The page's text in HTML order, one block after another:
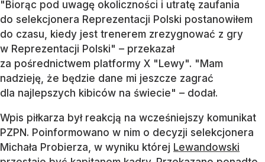
"Biorąc pod uwagę okoliczności i utratę zaufania
do selekcjonera Reprezentacji Polski postanowiłem
do czasu, kiedy jest trenerem zrezygnować z gry
w Reprezentacji Polski" – przekazał
za pośrednictwem platformy X "Lewy". "Mam
nadzieję, że będzie dane mi jeszcze zagrać
dla najlepszych kibiców na świecie" – dodał.
Wpis piłkarza był reakcją na wcześniejszy komunikat
PZPN. Poinformowano w nim o decyzji selekcjonera
Michała Probierza, w wyniku której Lewandowski